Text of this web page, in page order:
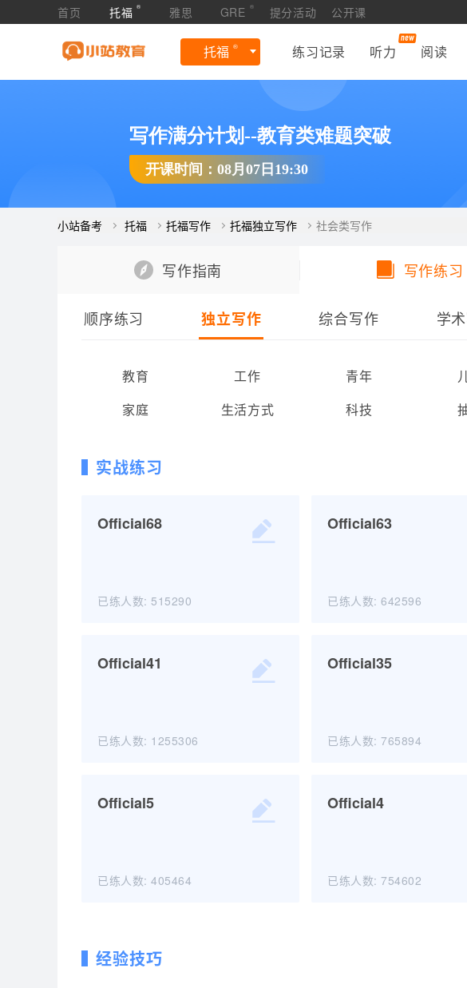
首页 托福 ® 雅思 GRE ® 提分活动 公开课
托福 ® 练习记录 听力 阅读
写作满分计划--教育类难题突破
开课时间：08月07日19:30
小站备考 托福 托福写作 托福独立写作 社会类写作
写作指南 写作练习
顺序练习 独立写作 综合写作 学
教育 工作 青年
家庭
生活方式 科技
实战练习
Official68
已练人数: 515290
Official63
已练人数: 642596
Official41
已练人数: 1255306
Official35
已练人数: 765894
Official5
已练人数: 405464
Official4
已练人数: 754602
经验技巧